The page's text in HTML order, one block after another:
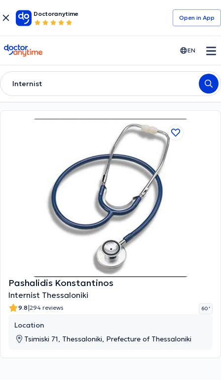
Doctoranytime
Open in Αpp
doctoranytime EN
Internist
Pashalidis Konstantinos
Internist Thessaloniki
9.8|294 reviews 60 '
Location
Tsimiski 71, Thessaloniki, Prefecture of Thessaloniki